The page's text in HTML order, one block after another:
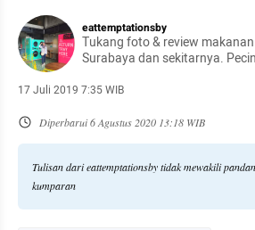
eattemptationsby
Tukang foto & review
Surabaya dan sekitarnya.
berkunjung di halaman saya.
17 Juli 2019 7:35 WIB
Diperbarui6 Agustus 2020 13:18 WIB
Tulisan dari eattemptationsby tidak mewakili
kumparan